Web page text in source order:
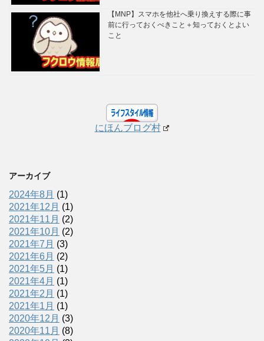
【MNP】スマホを他社へ乗り換えする際に事
前に行っておくべきこと＋知っておくとよい
こと
にほんブログ村
アーカイブ
2024年8月 (1)
2021年12月 (1)
2021年11月 (2)
2021年10月 (2)
2021年7月 (3)
2021年6月 (2)
2021年5月 (1)
2021年4月 (1)
2021年2月 (1)
2021年1月 (1)
2020年12月 (3)
2020年11月 (8)